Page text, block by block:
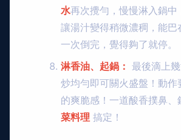
水再次攪勻，慢慢淋入鍋中
讓湯汁變得稍微濃稠，能巴
一次倒完，覺得夠了就停。
淋香油、起鍋： 最後滴上
炒均勻即可關火盛盤！動作
的爽脆感！一道酸香撲鼻、
菜料理 搞定！